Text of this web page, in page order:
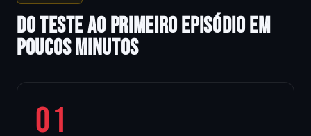
DO TESTE AO PRIMEIRO EPISÓDIO EM
POUCOS MINUTOS
01